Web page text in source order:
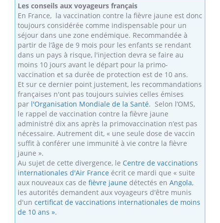
Les conseils aux voyageurs français
En France, la vaccination contre la fièvre jaune est donc
toujours considérée comme indispensable pour un
séjour dans une zone endémique. Recommandée à
partir de l’âge de 9 mois pour les enfants se rendant
dans un pays à risque, l'injection devra se faire au
moins 10 jours avant le départ pour la primo-
vaccination et sa durée de protection est de 10 ans.
Et sur ce dernier point justement, les recommandations
françaises n'ont pas toujours suivies celles émises
par l'Organisation Mondiale de la Santé. Selon l’OMS,
le rappel de vaccination contre la fièvre jaune
administré dix ans après la primovaccination n’est pas
nécessaire. Autrement dit, « une seule dose de vaccin
suffit à conférer une immunité à vie contre la fièvre
jaune ».
Au sujet de cette divergence, le Centre de vaccinations
internationales d'Air France écrit ce mardi que « suite
aux nouveaux cas de fièvre jaune détectés en Angola,
les autorités demandent aux voyageurs d'être munis
d'un certificat de vaccinations internationales de moins
de 10 ans ».